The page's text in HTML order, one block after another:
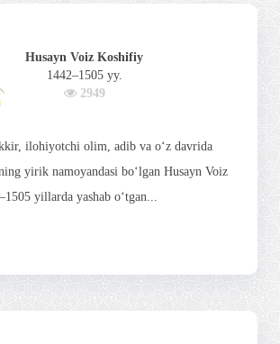
Husayn Voiz Koshifiy
1442–1505 yy.
2949
ilohiyotchi olim, adib va o‘z davrida
yirik namoyandasi bo‘lgan Husayn Voiz
yillarda yashab o‘tgan...